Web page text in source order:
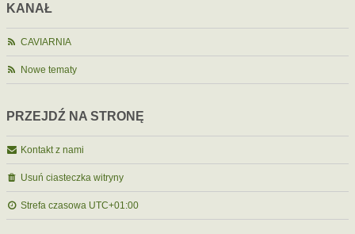
KANAŁ
CAVIARNIA
Nowe tematy
PRZEJDŹ NA STRONĘ
Kontakt z nami
Usuń ciasteczka witryny
Strefa czasowa UTC+01:00